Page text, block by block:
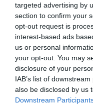
targeted advertising by
section to confirm your
opt-out request is
interest-based ads
us or personal
your opt-out. You may
disclosure of your
IAB’s list of
also be disclosed by us
Downstream